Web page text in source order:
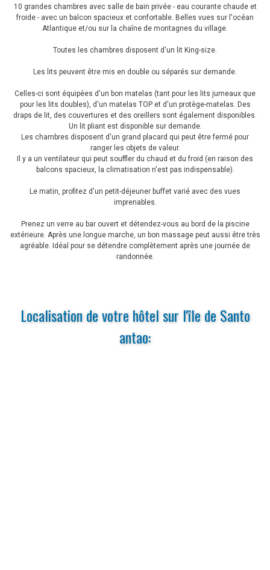
10 grandes chambres avec salle de bain privée - eau courante chaude et
froide - avec un balcon spacieux et confortable. Belles vues sur l'océan
Atlantique et/ou sur la chaîne de montagnes du village.
Toutes les chambres disposent d'un lit King-size.
Les lits peuvent être mis en double ou séparés sur demande.
Celles-ci sont équipées d'un bon matelas (tant pour les lits jumeaux que
pour les lits doubles), d'un matelas TOP et d'un protège-matelas. Des
draps de lit, des couvertures et des oreillers sont également disponibles.
Un lit pliant est disponible sur demande.
Les chambres disposent d'un grand placard qui peut être fermé pour
ranger les objets de valeur.
Il y a un ventilateur qui peut souffler du chaud et du froid (en raison des
balcons spacieux, la climatisation n'est pas indispensable).
Le matin, profitez d'un petit-déjeuner buffet varié avec des vues
imprenables.
Prenez un verre au bar ouvert et détendez-vous au bord de la piscine
extérieure. Après une longue marche, un bon massage peut aussi être très
agréable. Idéal pour se détendre complètement après une journée de
randonnée.
Localisation de votre hôtel sur l'île de Santo
antao: